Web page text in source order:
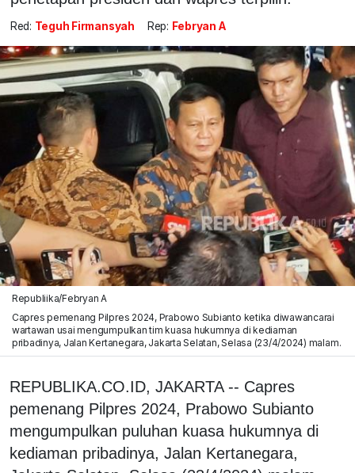
Red: Teguh Firmansyah Rep: Febryan A
Republiika/Febryan A
Capres pemenang Pilpres 2024, Prabowo Subianto ketika diwawancarai
wartawan usai mengumpulkan tim kuasa hukumnya di kediaman
pribadinya, Jalan Kertanegara, Jakarta Selatan, Selasa (23/4/2024) malam.
REPUBLIKA.CO.ID, JAKARTA -- Capres
pemenang Pilpres 2024, Prabowo Subianto
mengumpulkan puluhan kuasa hukumnya di
kediaman pribadinya, Jalan Kertanegara,